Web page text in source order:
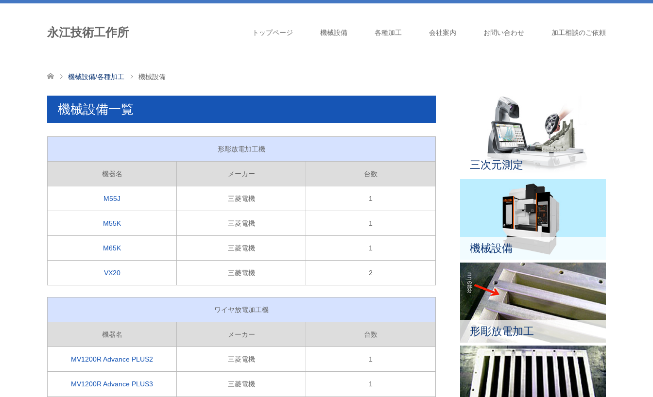
永江技術工作所 トップページ 機械設備 各種加工 会社案内 お問い合わせ 加工相談のご依頼
機械設備/各種加工 機械設備
機械設備一覧
形彫放電加工機
機器名 メーカー 台数
M55J 三菱電機 1
M55K 三菱電機 1
M65K 三菱電機 1
VX20 三菱電機 2
ワイヤ放電加工機
機器名 メーカー 台数
MV1200R Advance PLUS2 三菱電機 1
MV1200R Advance PLUS3 三菱電機 1
三次元測定
機械設備
形彫放電加工